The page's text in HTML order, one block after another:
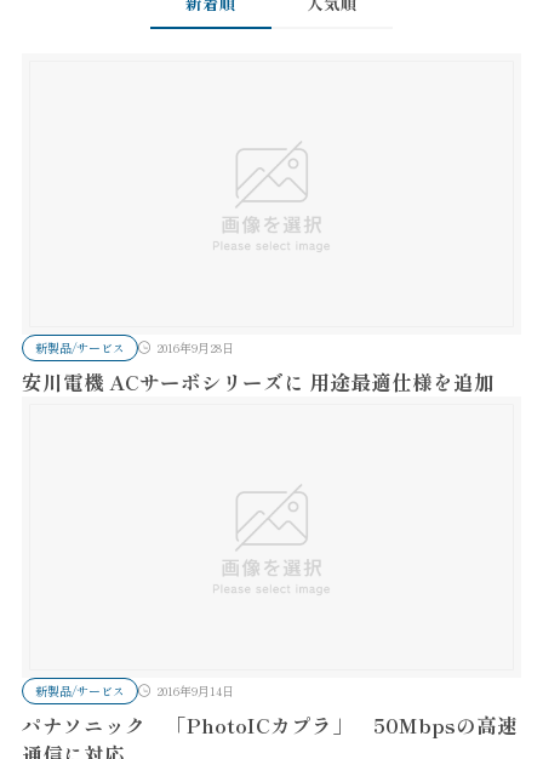
新製品/サービス 2016年9月28日
安川電機 ACサーボシリーズに 用途最適仕様を追加
新製品/サービス 2016年9月14日
パナソニック 「PhotoICカプラ」 50Mbpsの高速